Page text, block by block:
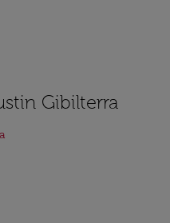
Gibilterra